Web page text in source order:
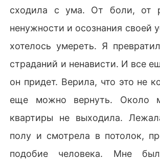
сходила с ума. От боли, от
ненужности и осознания своей
хотелось умереть. Я
страданий и ненависти. И все
он придет. Верила, что это не
еще можно вернуть. Около
квартиры не выходила.
полу и смотрела в потолок,
подобие человека. Мне